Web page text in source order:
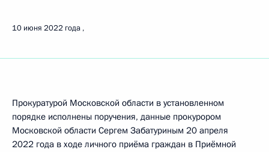
10 июня 2022 года
Прокуратурой Московской области в установленном
порядке исполнены поручения, данные прокурором
Московской области Сергем Забатуриным 20 апреля
2022 года в ходе личного приёма граждан в Приёмной